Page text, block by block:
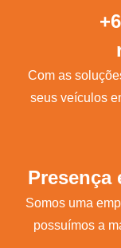
Com as
seus veículos
Presença
Somos uma
possuímos a